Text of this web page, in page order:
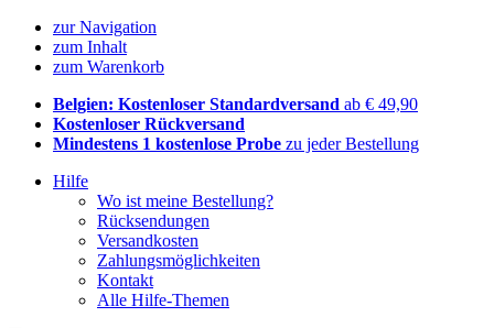
zur Navigation
zum Inhalt
zum Warenkorb
Belgien: Kostenloser Standardversand ab € 49,90
Kostenloser Rückversand
Mindestens 1 kostenlose Probe zu jeder Bestellung
Hilfe
Wo ist meine Bestellung?
Rücksendungen
Versandkosten
Zahlungsmöglichkeiten
Kontakt
Alle Hilfe-Themen